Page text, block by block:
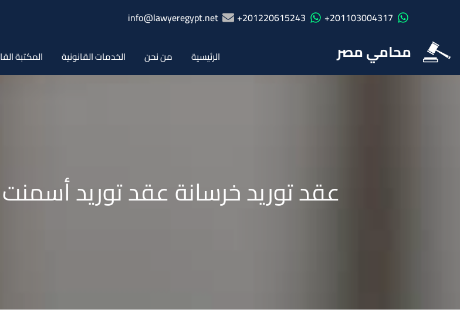
201103004317+
201220615243+
info@lawyeregypt.net
محامي مصر الرئيسية من نحن الخدمات القانونية المكتبة
عقد توريد خرسانة عقد توريد